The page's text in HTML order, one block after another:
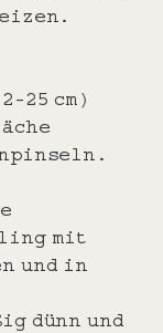
25 cm)
mit
und in
dünn und